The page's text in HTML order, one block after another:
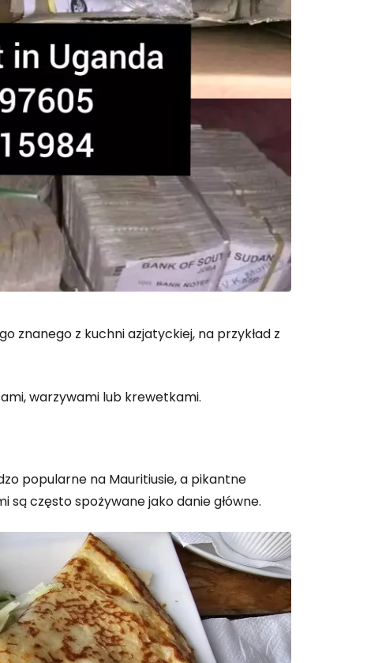
znanego z kuchni azjatyckiej, na przykład z
warzywami lub krewetkami.
popularne na Mauritiusie, a pikantne
są często spożywane jako danie główne.